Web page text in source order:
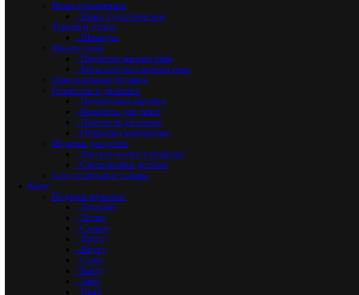
Ножи сувенирные
- Ножи туристические
Туризм и отдых
- Шампура
Манеки неко
- Подвески манеки неко
- Коты копилки манеки неко
Оригинальные подарки
Открытки и упаковка
- Подарочные коробки
- Конверты для денег
- Пакеты подарочные
- Открытки винтажные
Подарки для детей
- Детские полки и вешалки
- Светильники детские
Сопутствующие товары
Кому
Подарки мужчине
- Дедушке
- Тестю
- Свекру
- Другу
- Внуку
- Сыну
- Брату
- Зятю
- Папе